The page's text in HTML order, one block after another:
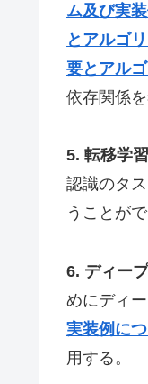
ム及び実
とアルゴ
要とアル
依存関係
5. 転移学
認識のタ
うことが
6. ディー
めにディ
実装例に
用する。